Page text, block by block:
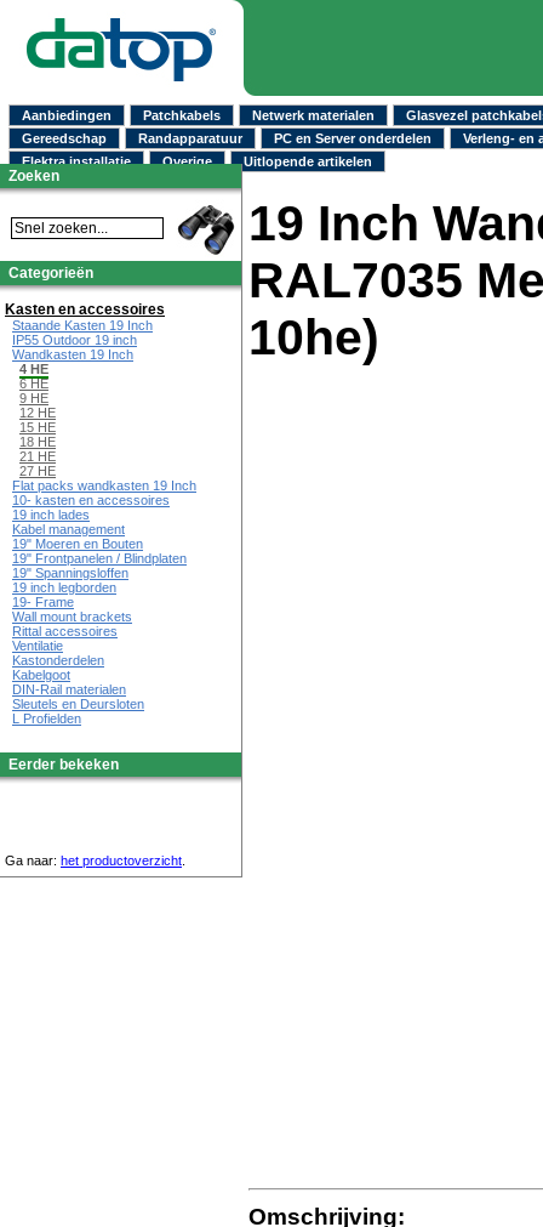
Aanbiedingen Patchkabels Netwerk materialen
Glasvezel
Gereedschap
Randapparatuur PC en Server onderdelen
Verleng- en
Elektra installatie
Overige Uitlopende artikelen
19 Inch
RAL7035
10he)
Omschrijving:
Zoeken
Categorieën
Kasten en accessoires
Staande Kasten 19 Inch
IP55 Outdoor 19 inch
Wandkasten 19 Inch
4 HE
6 HE
9 HE
12 HE
15 HE
18 HE
21 HE
27 HE
Flat packs wandkasten 19 Inch
10- kasten en accessoires
19 inch lades
Kabel management
19" Moeren en Bouten
19" Frontpanelen / Blindplaten
19" Spanningsloffen
19 inch legborden
19- Frame
Wall mount brackets
Rittal accessoires
Ventilatie
Kastonderdelen
Kabelgoot
DIN-Rail materialen
Sleutels en Deursloten
L Profielden
Eerder bekeken
Ga naar: het productoverzicht